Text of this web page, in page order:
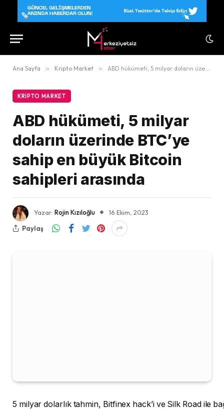
Ana Sayfa » Kripto Market » ABD hükümeti, 5 milyar doların üzerinde BTC’ye sahip en büyük Bitcoin sahipleri arasında
KRIPTO MARKET
ABD hükümeti, 5 milyar
doların üzerinde BTC’ye
sahip en büyük Bitcoin
sahipleri arasında
Yazar: Rojin Kızıloğlu
16 Ekim, 2023
Paylaş
5 milyar dolarlık tahmin, Bitfinex hack’i ve Silk Road ile